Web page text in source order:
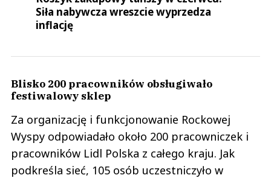
Siła nabywcza wreszcie wyprzedza
inflację
Blisko 200 pracowników obsługiwało
festiwalowy sklep
Za organizację i funkcjonowanie Rockowej
Wyspy odpowiadało około 200 pracowniczek i
pracowników Lidl Polska z całego kraju. Jak
podkreśla sieć, 105 osób uczestniczyło w